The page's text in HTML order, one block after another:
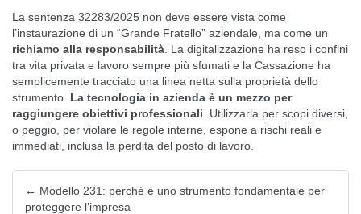
La sentenza 32283/2025 non deve essere vista come
l’instaurazione di un “Grande Fratello” aziendale, ma come un
richiamo alla responsabilità . La digitalizzazione ha reso i confini
tra vita privata e lavoro sempre più sfumati e la Cassazione ha
semplicemente tracciato una linea netta sulla proprietà dello
strumento. La tecnologia in azienda è un mezzo per
raggiungere obiettivi professionali . Utilizzarla per scopi diversi,
o peggio, per violare le regole interne, espone a rischi reali e
immediati, inclusa la perdita del posto di lavoro.
← Modello 231: perché è uno strumento fondamentale per
proteggere l’impresa